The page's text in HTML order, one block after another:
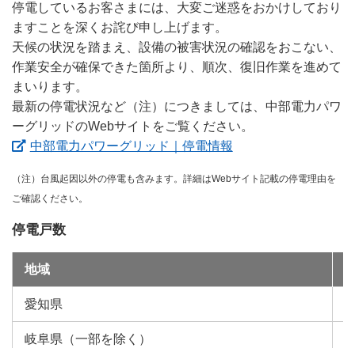
停電しているお客さまには、大変ご迷惑をおかけしており
ますことを深くお詫び申し上げます。
天候の状況を踏まえ、設備の被害状況の確認をおこない、
作業安全が確保できた箇所より、順次、復旧作業を進めて
まいります。
最新の停電状況など（注）につきましては、中部電力パワ
ーグリッドのWebサイトをご覧ください。
中部電力パワーグリッド｜停電情報
（注）台風起因以外の停電も含みます。詳細はWebサイト記載の停電理由を
ご確認ください。
停電戸数
地域
愛知県
岐阜県（一部を除く）